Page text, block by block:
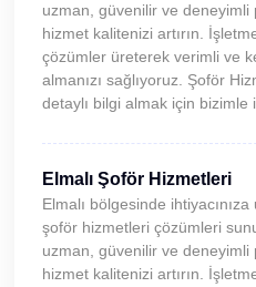
uzman, güvenilir ve deneyimli
hizmet kalitenizi artırın.
çözümler üreterek verimli ve
almanızı sağlıyoruz. Şoför
detaylı bilgi almak için bizimle
Elmalı Şoför Hizmetleri
Elmalı bölgesinde
şoför hizmetleri çözümleri
uzman, güvenilir ve deneyimli
hizmet kalitenizi artırın.